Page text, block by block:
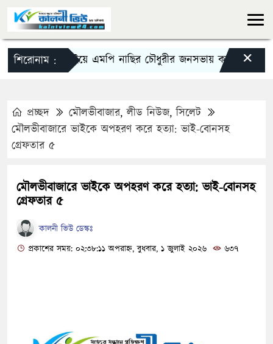
শিরোনাম :দিরাইয়ে এমপি নাছির চৌধুরীর জনসভায় কম উপস্থিতি
×
প্রচ্ছদ মৌলভীবাজার,লীড নিউজ,সিলেট
মৌলভীবাজারে ভাইকে অপহরণ করে হত্যা: ভাই-বোনসহ
গ্রেফতার ৫
মৌলভীবাজারে ভাইকে অপহরণ করে হত্যা: ভাই-বোনসহ
গ্রেফতার ৫
কালনী ভিউ ডেস্কঃ
প্রকাশের সময়: ০২:৩৮:১১ অপরাহ্ন, বুধবার, ১ জুলাই ২০২৬
৬৩৭